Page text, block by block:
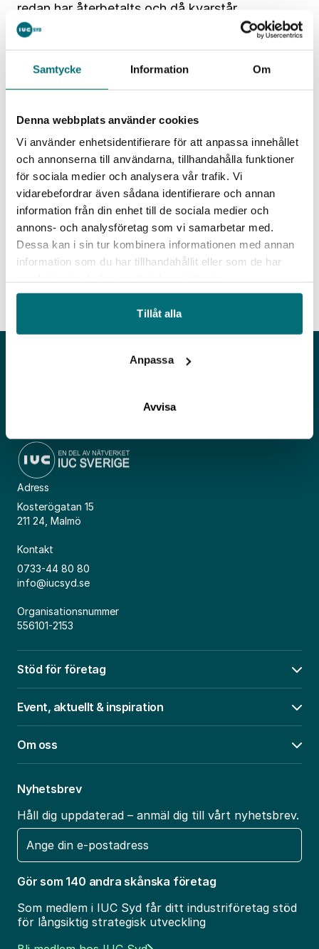
Samtycke Information Om
Denna webbplats använder cookies
Vi använder enhetsidentifierare för att anpassa innehållet
och annonserna till användarna, tillhandahålla funktioner
för sociala medier och analysera vår trafik. Vi
vidarebefordrar även sådana identifierare och annan
information från din enhet till de sociala medier och
annons- och analysföretag som vi samarbetar med.
Dessa kan i sin tur kombinera informationen med annan
information som du har tillhandahållit eller som de har
Tillåt alla
Anpassa
Avvisa
redan har återbetalts och då kvarstår
huvuddelen av företagens direkt valda
investeringar. Dessutom har Robotlyftet
bidragit med ökad sysselsättning och stärkt
kompetens hos företag, integratörer, experter
Robotlyftet visar på en god återbetalning till
samhället, säger Martin Hedman, projektledare
Robotlyftet, IUC Sverige.LÄS MER HÄR
Robotlyftet är en del avTillväxtverketsuppdrag
inom regeringens nationella program Smart
industri. Satsningen på 100 miljoner kronor ska ge
möjligheter till ökad automatisering/robotisering i ca
4 500 små och medelstora industriföretag i Sverige.
IUC-nätverket gör insatser inom Robotlyftet i
samverkan med Automation Region, Robotdalen,
Adress
Kosterögatan 15
211 24, Malmö
Kontakt
0733-44 80 80
info@iucsyd.se
Organisationsnummer
556101-2153
Stöd för företag
Event, aktuellt & inspiration
Om oss
Nyhetsbrev
Håll dig uppdaterad – anmäl dig till vårt nyhetsbrev.
E-
post
Gör som 140 andra skånska företag
Som medlem i IUC Syd får ditt industriföretag stöd
för långsiktig strategisk utveckling